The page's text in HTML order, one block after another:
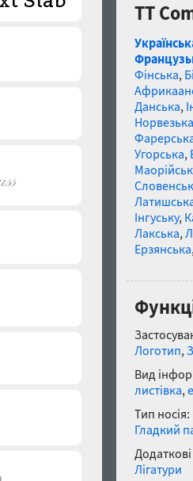
TT
Фінська,
Данська,
Норвезька
Угорська,
Інгуську,
Лакська,
Ерзянська
Логотип,
Вид
листівка,
Тип носія:
Гладкий
Лігатури